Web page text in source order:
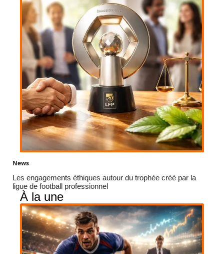
News
Les engagements éthiques autour du trophée créé par la
ligue de football professionnel
À la une